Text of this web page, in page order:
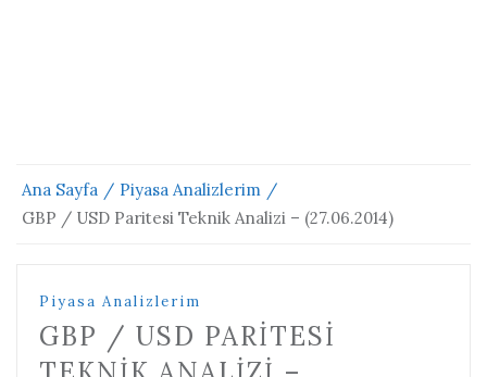
Ana Sayfa
Piyasa Analizlerim
GBP / USD Paritesi Teknik Analizi – (27.06.2014)
Piyasa Analizlerim
GBP / USD PARITESI